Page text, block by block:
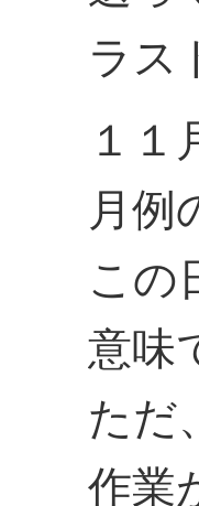
ラス
１１
月例
この
意味
ただ
作業